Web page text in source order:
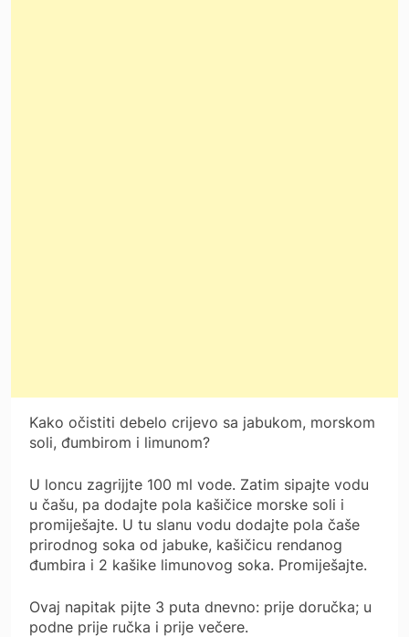
Kako očistiti debelo crijevo sa jabukom, morskom
soli, đumbirom i limunom?
U loncu zagrijjte 100 ml vode. Zatim sipajte vodu
u čašu, pa dodajte pola kašičice morske soli i
promiješajte. U tu slanu vodu dodajte pola čaše
prirodnog soka od jabuke, kašičicu rendanog
đumbira i 2 kašike limunovog soka. Promiješajte.
Ovaj napitak pijte 3 puta dnevno: prije doručka; u
podne prije ručka i prije večere.